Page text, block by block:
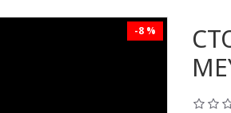
-8 %